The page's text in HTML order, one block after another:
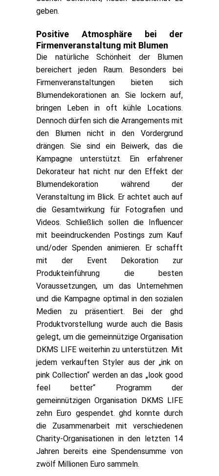
geben.
Positive Atmosphäre bei der
Firmenveranstaltung mit Blumen
Die natürliche Schönheit der Blumen
bereichert jeden Raum. Besonders bei
Firmenveranstaltungen bieten sich
Blumendekorationen an. Sie lockern auf,
bringen Leben in oft kühle Locations.
Dennoch dürfen sich die Arrangements mit
den Blumen nicht in den Vordergrund
drängen. Sie sind ein Beiwerk, das die
Kampagne unterstützt. Ein erfahrener
Dekorateur hat nicht nur den Effekt der
Blumendekoration während der
Veranstaltung im Blick. Er achtet auch auf
die Gesamtwirkung für Fotografien und
Videos. Schließlich sollen die Influencer
mit beeindruckenden Postings zum Kauf
und/oder Spenden animieren. Er schafft
mit der Event Dekoration zur
Produkteinführung die besten
Voraussetzungen, um das Unternehmen
und die Kampagne optimal in den sozialen
Medien zu präsentiert. Bei der ghd
Produktvorstellung wurde auch die Basis
gelegt, um die gemeinnützige Organisation
DKMS LIFE weiterhin zu unterstützen. Mit
jedem verkauften Styler aus der „ink on
pink Collection“ werden an das „look good
feel better“ Programm der
gemeinnützigen Organisation DKMS LIFE
zehn Euro gespendet. ghd konnte durch
die Zusammenarbeit mit verschiedenen
Charity-Organisationen in den letzten 14
Jahren bereits eine Spendensumme von
zwölf Millionen Euro sammeln.